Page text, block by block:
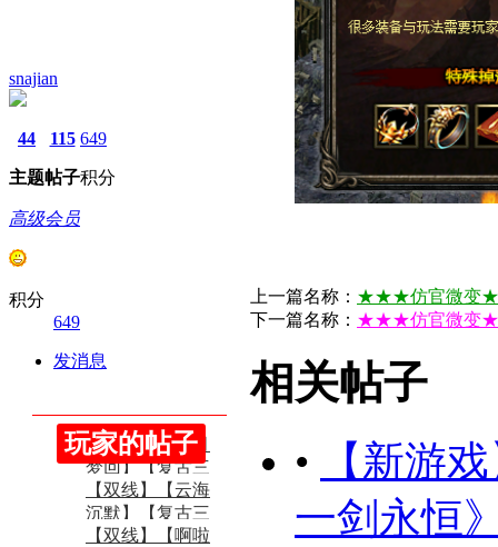
snajian
44
主题
115
帖子
649
积分
高级会员
积分
649
发消息
玩家的帖子
【双线】【溯月
梦回】【复古三
职业 ...
【双线】【云海
沉默】【复古三
职业 ...
【双线】【啊啦
上一篇名称： ★★★仿官微变
下一篇名称： ★★★仿官微变
相关帖子
•
【新游
一剑永恒